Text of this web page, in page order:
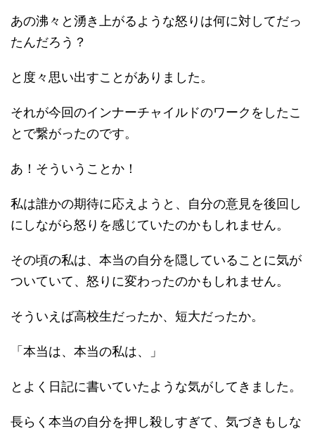
あの沸々と湧き上がるような怒りは何に対してだっ
たんだろう？
と度々思い出すことがありました。
それが今回のインナーチャイルドのワークをしたこ
とで繋がったのです。
あ！そういうことか！
私は誰かの期待に応えようと、自分の意見を後回し
にしながら怒りを感じていたのかもしれません。
その頃の私は、本当の自分を隠していることに気が
ついていて、怒りに変わったのかもしれません。
そういえば高校生だったか、短大だったか。
「本当は、本当の私は、」
とよく日記に書いていたような気がしてきました。
長らく本当の自分を押し殺しすぎて、気づきもしな